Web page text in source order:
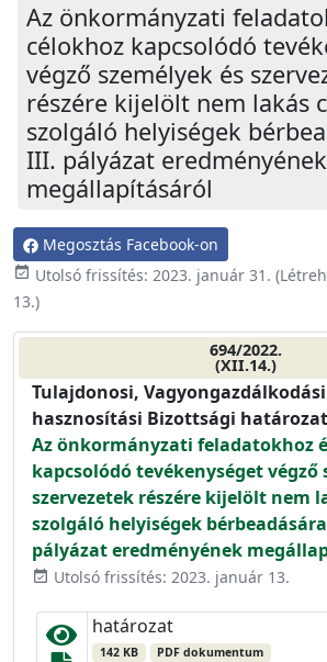
Az önkormányzati
célokhoz kapcsolódó
végző személyek és
részére kijelölt nem lakás
szolgáló helyiségek
III. pályázat eredményének
megállapításáról
Megosztás Facebook-on
event_available Utolsó frissítés: 2023. január 31.
13.)
694/2022.
(XII.14.)
Tulajdonosi,
hasznosítási Bizottsági határozat
Az önkormányzati feladatokhoz
kapcsolódó tevékenységet végző
szervezetek részére kijelölt nem
szolgáló helyiségek
pályázat eredményének
event_available Utolsó frissítés: 2023. január 13.
határozat
142 KB PDF dokumentum